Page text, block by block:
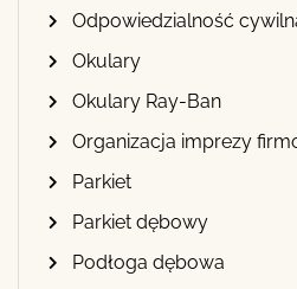
Odpowiedzialność
Okulary
Okulary Ray-Ban
Organizacja imprezy
Parkiet
Parkiet dębowy
Podłoga dębowa